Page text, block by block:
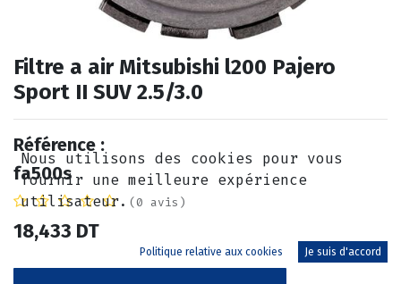
Filtre a air Mitsubishi l200 Pajero
Sport II SUV 2.5/3.0
Référence :
fa500s
(0 avis)
18,433 DT
Nous utilisons des cookies pour vous
fournir une meilleure expérience
utilisateur.
Politique relative aux cookies Je suis d'accord